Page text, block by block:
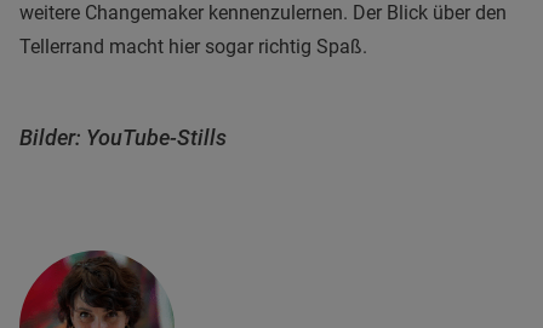
weitere Changemaker kennenzulernen. Der Blick über den
Tellerrand macht hier sogar richtig Spaß.
Bilder: YouTube-Stills